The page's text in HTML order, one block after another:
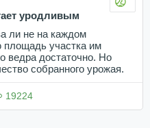
уродливым
ли не на каждом
площадь участка им
ведра достаточно. Но
собранного урожая.
19224